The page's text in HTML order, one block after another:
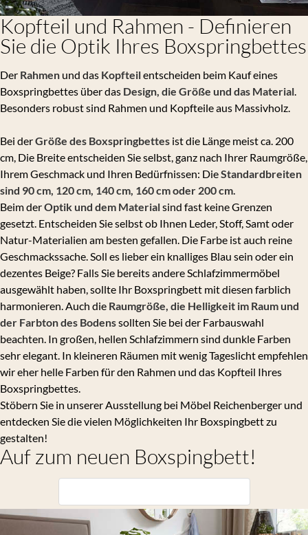
Kopfteil und Rahmen - Definieren
Sie die Optik Ihres Boxspringbettes
Der Rahmen und das Kopfteilentscheiden beim Kauf eines
Boxspringbettes über das Design, die Größe und das Material.
Besonders robust sind Rahmen und Kopfteile aus Massivholz.
Bei derGröße des Boxspringbettes ist die Länge meist ca. 200
cm, Die Breite entscheiden Sie selbst, ganz nach Ihrer Raumgröße,
Ihrem Geschmack und Ihren Bedürfnissen: DieStandardbreiten
sind 90 cm, 120 cm, 140 cm, 160 cm oder 200 cm.
Beim derOptik und dem Materialsind fast keine Grenzen
gesetzt. Entscheiden Sie selbst ob Ihnen Leder, Stoff, Samt oder
Natur-Materialien am besten gefallen. Die Farbe ist auch reine
Geschmackssache. Soll es lieber ein knalliges Blau sein oder ein
dezentes Beige? Falls Sie bereits andere Schlafzimmermöbel
ausgewählt haben, sollte Ihr Boxspringbett mit diesen farblich
harmonieren. Auch die Raumgröße, die Helligkeit im Raum und
der Farbton des Bodenssollten Sie bei der Farbauswahl
beachten. In großen, hellen Schlafzimmern sind dunkle Farben
sehr elegant. In kleineren Räumen mit wenig Tageslicht empfehlen
wir eher helle Farben für den Rahmen und das Kopfteil Ihres
Boxspringbettes.
Stöbern Sie in unserer Ausstellung bei Möbel Reichenberger und
entdecken Sie die vielen Möglichkeiten Ihr Boxspingbett zu
gestalten!
Auf zum neuen Boxspingbett!